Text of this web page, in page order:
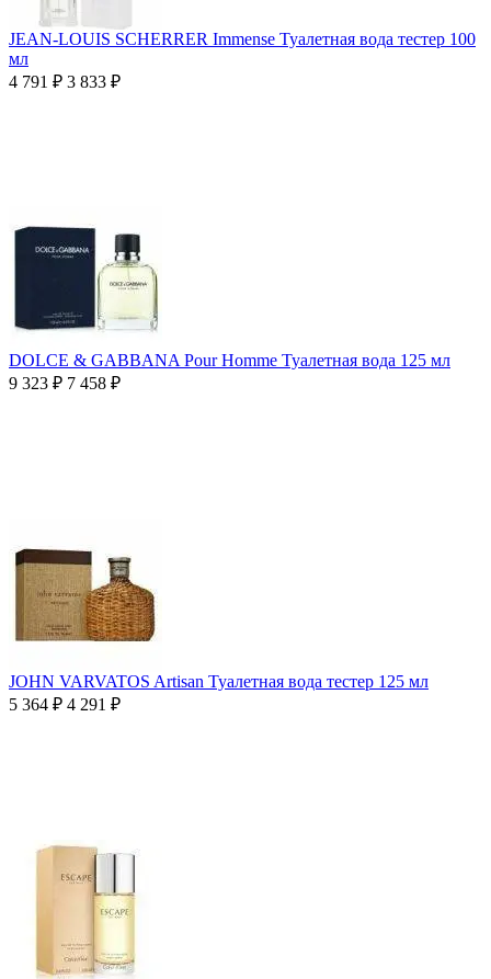
JEAN-LOUIS SCHERRER Immense Туалетная вода тестер 100
мл
4 791 ₽ 3 833 ₽
DOLCE & GABBANA Pour Homme Туалетная вода 125 мл
9 323 ₽ 7 458 ₽
JOHN VARVATOS Artisan Туалетная вода тестер 125 мл
5 364 ₽ 4 291 ₽